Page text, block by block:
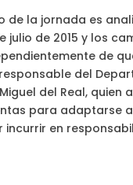
de la jornada es
julio de 2015 y los
de
del
del Real,
para adaptarse
en